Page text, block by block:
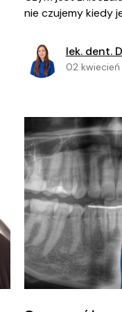
nie czujemy kiedy
lek. dent.
02